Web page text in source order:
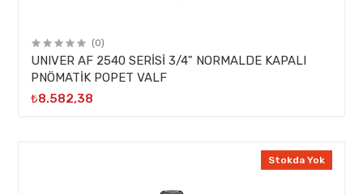
(0)
UNIVER AF 2540 SERİSİ 3/4" NORMALDE KAPALI
PNÖMATİK POPET VALF
₺8.582,38
Stokda Yok